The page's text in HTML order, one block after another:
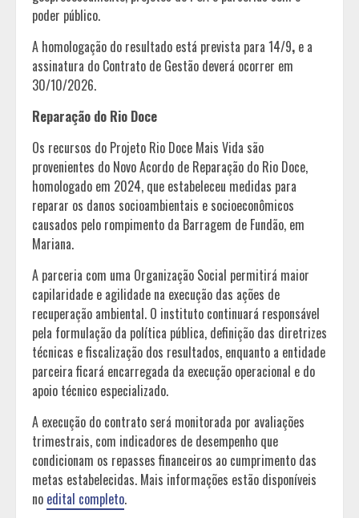
poder público.
A homologação do resultado está prevista para 14/9, e a
assinatura do Contrato de Gestão deverá ocorrer em
30/10/2026.
Reparação do Rio Doce
Os recursos do Projeto Rio Doce Mais Vida são
provenientes do Novo Acordo de Reparação do Rio Doce,
homologado em 2024, que estabeleceu medidas para
reparar os danos socioambientais e socioeconômicos
causados pelo rompimento da Barragem de Fundão, em
Mariana.
A parceria com uma Organização Social permitirá maior
capilaridade e agilidade na execução das ações de
recuperação ambiental. O instituto continuará responsável
pela formulação da política pública, definição das diretrizes
técnicas e fiscalização dos resultados, enquanto a entidade
parceira ficará encarregada da execução operacional e do
apoio técnico especializado.
A execução do contrato será monitorada por avaliações
trimestrais, com indicadores de desempenho que
condicionam os repasses financeiros ao cumprimento das
metas estabelecidas. Mais informações estão disponíveis
no edital completo.